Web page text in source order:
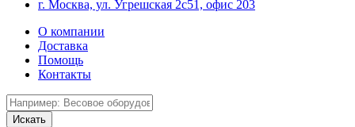
г. Москва, ул. Угрешская 2с51, офис 203
О компании
Доставка
Помощь
Контакты